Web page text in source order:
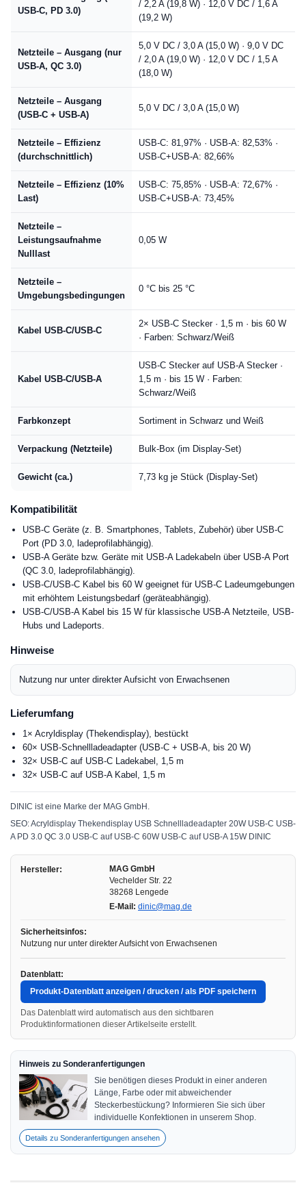
USB-C, PD 3.0)
/ 2,2 A (19,8 W) · 12,0 V DC / 1,6 A
(19,2 W)
Netzteile – Ausgang (nur
USB-A, QC 3.0)
5,0 V DC / 3,0 A (15,0 W) · 9,0 V DC
/ 2,0 A (19,0 W) · 12,0 V DC / 1,5 A
(18,0 W)
Netzteile – Ausgang
(USB-C + USB-A)
5,0 V DC / 3,0 A (15,0 W)
Netzteile – Effizienz
(durchschnittlich)
USB-C: 81,97% · USB-A: 82,53% ·
USB-C+USB-A: 82,66%
Netzteile – Effizienz (10%
Last)
USB-C: 75,85% · USB-A: 72,67% ·
USB-C+USB-A: 73,45%
Netzteile –
Leistungsaufnahme
Nulllast
0,05 W
Netzteile –
Umgebungsbedingungen
0 °C bis 25 °C
Kabel USB-C/USB-C
2× USB-C Stecker · 1,5 m · bis 60 W
· Farben: Schwarz/Weiß
Kabel USB-C/USB-A
USB-C Stecker auf USB-A Stecker ·
1,5 m · bis 15 W · Farben:
Schwarz/Weiß
Farbkonzept Sortiment in Schwarz und Weiß
Verpackung (Netzteile) Bulk-Box (im Display-Set)
Gewicht (ca.) 7,73 kg je Stück (Display-Set)
Kompatibilität
USB-C Geräte (z. B. Smartphones, Tablets, Zubehör) über USB-C
Port (PD 3.0, ladeprofilabhängig).
USB-A Geräte bzw. Geräte mit USB-A Ladekabeln über USB-A Port
(QC 3.0, ladeprofilabhängig).
USB-C/USB-C Kabel bis 60 W geeignet für USB-C Ladeumgebungen
mit erhöhtem Leistungsbedarf (geräteabhängig).
USB-C/USB-A Kabel bis 15 W für klassische USB-A Netzteile, USB-
Hubs und Ladeports.
Hinweise
Nutzung nur unter direkter Aufsicht von Erwachsenen
Lieferumfang
1× Acryldisplay (Thekendisplay), bestückt
60× USB-Schnellladeadapter (USB-C + USB-A, bis 20 W)
32× USB-C auf USB-C Ladekabel, 1,5 m
32× USB-C auf USB-A Kabel, 1,5 m
DINIC ist eine Marke der MAG GmbH.
SEO: Acryldisplay Thekendisplay USB Schnellladeadapter 20W USB-C USB-
A PD 3.0 QC 3.0 USB-C auf USB-C 60W USB-C auf USB-A 15W DINIC
Hersteller:
MAG GmbH
Vechelder Str. 22
38268 Lengede
E-Mail: dinic@mag.de
Sicherheitsinfos:
Nutzung nur unter direkter Aufsicht von Erwachsenen
Datenblatt:
Produkt-Datenblatt anzeigen / drucken / als PDF speichern
Das Datenblatt wird automatisch aus den sichtbaren
Produktinformationen dieser Artikelseite erstellt.
Hinweis zu Sonderanfertigungen
Sie benötigen dieses Produkt in einer anderen
Länge, Farbe oder mit abweichender
Steckerbestückung? Informieren Sie sich über
individuelle Konfektionen in unserem Shop.
Details zu Sonderanfertigungen ansehen